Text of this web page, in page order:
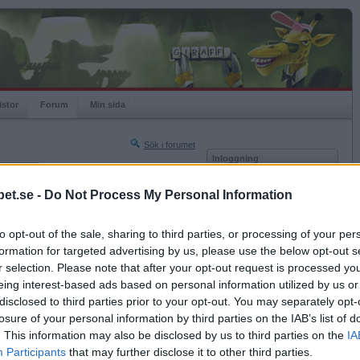
- Do Not Process My Personal Information
opt-out of the sale, sharing to third parties, or processing of your
for targeted advertising by us, please use the below opt-out
selection. Please note that after your opt-out request is processed
interest-based ads based on personal information utilized by us
to third parties prior to your opt-out. You may separately
of your personal information by third parties on the IAB’s list of
This information may also be disclosed by us to third parties on the
Participants that may further disclose it to other third parties.
Forum Min sida
Sök i forumet
Nästa sida »
2023-11-22 13:49
Inloggning
Kom ihåg mig
Glömt ditt lösenord?
Få ny aktiveringslänk
Betapet är gratis!